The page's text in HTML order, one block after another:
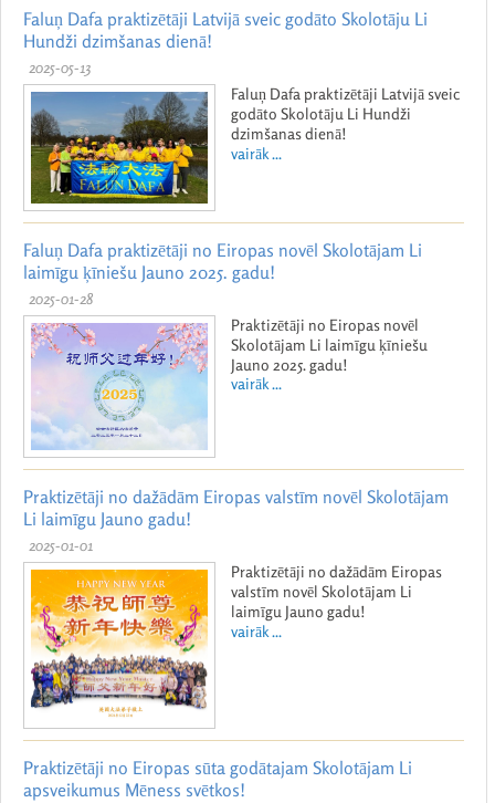
Faluņ Dafa praktizētāji Latvijā sveic godāto Skolotāju Li
Hundži dzimšanas dienā!
2025-05-13
Faluņ Dafa praktizētāji Latvijā sveic
godāto Skolotāju Li Hundži
dzimšanas dienā!
vairāk ...
Faluņ Dafa praktizētāji no Eiropas novēl Skolotājam Li
laimīgu ķīniešu Jauno 2025. gadu!
2025-01-28
Praktizētāji no Eiropas novēl
Skolotājam Li laimīgu ķīniešu
Jauno 2025. gadu!
vairāk ...
Praktizētāji no dažādām Eiropas valstīm novēl Skolotājam
Li laimīgu Jauno gadu!
2025-01-01
Praktizētāji no dažādām Eiropas
valstīm novēl Skolotājam Li
laimīgu Jauno gadu!
vairāk ...
Praktizētāji no Eiropas sūta godātajam Skolotājam Li
apsveikumus Mēness svētkos!